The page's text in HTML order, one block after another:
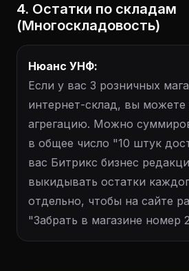
4. Остатки по складам
(Многоскладовость)
Нюанс УНФ:
Если у вас 3 розничных
интернет-склад, вы можете
агрегацию. Можно
в общее число "10 штук
вас Битрикс бизнес
выкидывать остатки
отдельно, чтобы на сайте
"Забрать в магазине номер